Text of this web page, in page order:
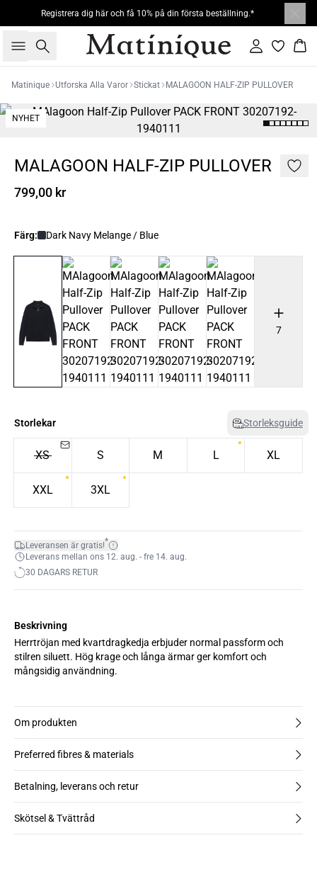
Registrera dig här och få 10% på din första beställning.*
Sök Logga in
Matinique Utforska Alla Varor Stickat MALAGOON HALF-ZIP PULLOVER
NYHET
MALAGOON HALF-ZIP PULLOVER
799,00 kr
Färg: Dark Navy Melange / Blue
7
Storlekar Storleksguide
XS S M L XL
XXL 3XL
Leveransen är gratis!*
Leverans mellan ons 12. aug. - fre 14. aug.
30 DAGARS RETUR
Beskrivning
Herrtröjan med kvartdragkedja erbjuder normal passform och
stilren siluett. Hög krage och långa ärmar ger komfort och
mångsidig användning.
Om produkten
Preferred fibres & materials
Betalning, leverans och retur
Skötsel & Tvättråd